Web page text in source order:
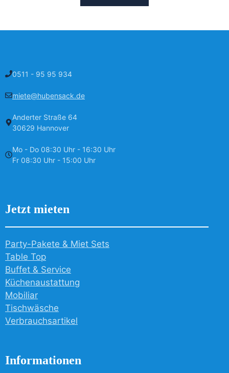
0511 - 95 95 934
miete@hubensack.de
Anderter Straße 64
30629 Hannover
Mo - Do 08:30 Uhr - 16:30 Uhr
Fr 08:30 Uhr - 15:00 Uhr
Jetzt mieten
Party-Pakete & Miet Sets
Table Top
Buffet & Service
Küchenaustattung
Mobiliar
Tischwäsche
Verbrauchsartikel
Informationen